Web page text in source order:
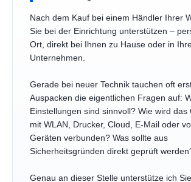
Nach dem Kauf bei einem Händler Ihrer
Sie bei der Einrichtung unterstützen –
Ort, direkt bei Ihnen zu Hause oder in
Unternehmen.
Gerade bei neuer Technik tauchen oft
Auspacken die eigentlichen Fragen auf:
Einstellungen sind sinnvoll? Wie wird das
mit WLAN, Drucker, Cloud, E-Mail oder
Geräten verbunden? Was sollte aus
Sicherheitsgründen direkt geprüft
Genau an dieser Stelle unterstütze ich